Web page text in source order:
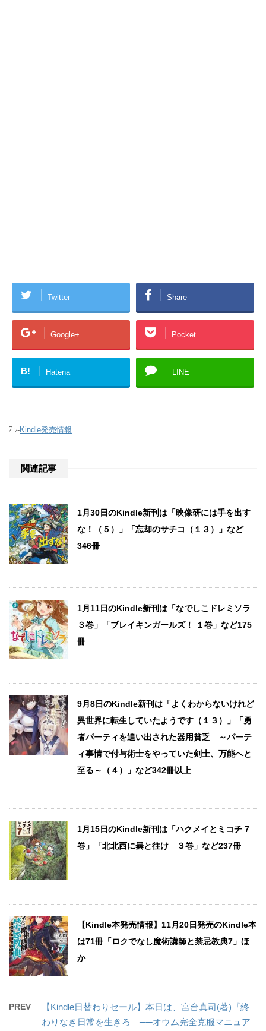
Twitter Share
Google+ Pocket
B! Hatena LINE
-Kindle発売情報
関連記事
1月30日のKindle新刊は「映像研には手を出す
な！（５）」「忘却のサチコ（１３）」など
346冊
1月11日のKindle新刊は「なでしこドレミソラ
３巻」「ブレイキンガールズ！ １巻」など175
冊
9月8日のKindle新刊は「よくわからないけれど
異世界に転生していたようです（１３）」「勇
者パーティを追い出された器用貧乏 ～パーテ
ィ事情で付与術士をやっていた剣士、万能へと
至る～（４）」など342冊以上
1月15日のKindle新刊は「ハクメイとミコチ 7
巻」「北北西に曇と往け ３巻」など237冊
【Kindle本発売情報】11月20日発売のKindle本
は71冊「ロクでなし魔術講師と禁忌教典7」ほ
か
PREV
【Kindle日替わりセール】本日は、宮台真司(著)『終
わりなき日常を生きろ ──オウム完全克服マニュア